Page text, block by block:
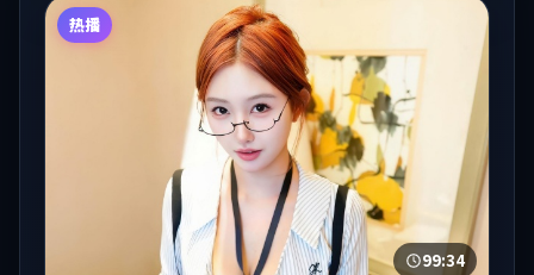
热播
99:34